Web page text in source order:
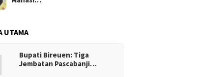
UTAMA
Bupati Bireuen: Tiga
Jembatan Pascabanji…